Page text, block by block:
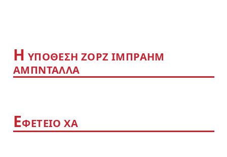
Η YΠΟΘΕΣΗ ΖΟΡΖ ΙΜΠΡΑΗΜ
ΑΜΠΝΤΑΛΛΑ
ΕΦΕΤΕΙΟ ΧΑ